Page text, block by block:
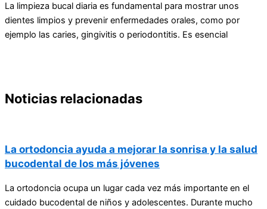
La limpieza bucal diaria es fundamental para mostrar unos
dientes limpios y prevenir enfermedades orales, como por
ejemplo las caries, gingivitis o periodontitis. Es esencial
Noticias relacionadas
La ortodoncia ayuda a mejorar la sonrisa y la salud
bucodental de los más jóvenes
La ortodoncia ocupa un lugar cada vez más importante en el
cuidado bucodental de niños y adolescentes. Durante mucho